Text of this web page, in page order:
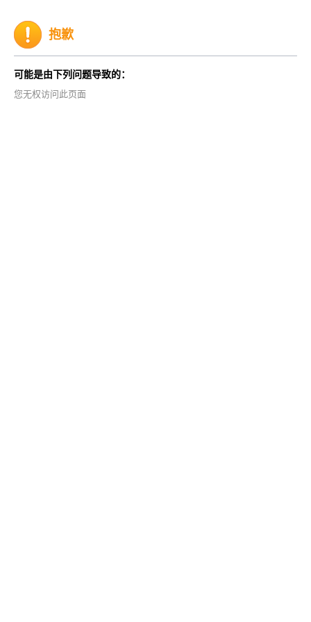
抱歉
可能是由下列问题导致的：
您无权访问此页面